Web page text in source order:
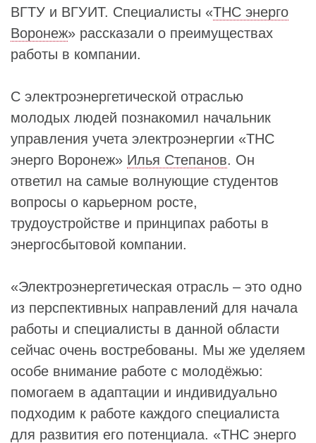
ВГТУ и ВГУИТ. Специалисты «ТНС энерго
Воронеж» рассказали о преимуществах
работы в компании.
С электроэнергетической отраслью
молодых людей познакомил начальник
управления учета электроэнергии «ТНС
энерго Воронеж» Илья Степанов. Он
ответил на самые волнующие студентов
вопросы о карьерном росте,
трудоустройстве и принципах работы в
энергосбытовой компании.
«Электроэнергетическая отрасль – это одно
из перспективных направлений для начала
работы и специалисты в данной области
сейчас очень востребованы. Мы же уделяем
особе внимание работе с молодёжью:
помогаем в адаптации и индивидуально
подходим к работе каждого специалиста
для развития его потенциала. «ТНС энерго